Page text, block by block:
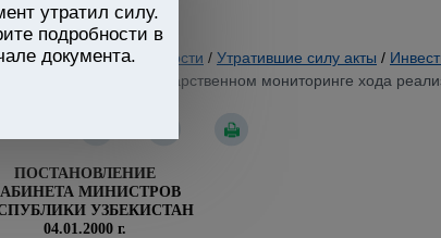
утратил силу.
подробности в
документа.деятельности / Утратившие силу акты /
г. N 1 "О государственном мониторинге хода
ПОСТАНОВЛЕНИЕ
МИНИСТРОВ
УЗБЕКИСТАН
04.01.2000 г.